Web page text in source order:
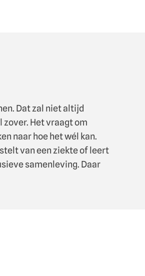
Dat zal niet altijd
Het vraagt om
naar hoe het wél kan.
van een ziekte of leert
samenleving. Daar